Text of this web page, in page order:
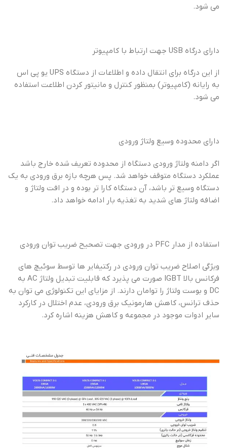
می شود.
دارای درگاه USB جهت ارتباط با کامپیوتر
از این درگاه برای انتقال داده و اطلاعات از دستگاه UPS یو پی اس
به رایانه (کامپیوتر) بمنظور کنترل و مانیتور کردن اطلاعت استفاده
می شود.
دارای محدوده وسیع ولتاژ ورودی
اگر دامنه ولتاژ ورودی دستگاه از محدوده تعریف شده خارج باشد
عملکرد دستگاه متوقف خواهد شد. پس هرچه بازه برق ورودی به یک
دستگاه وسیع تر باشد، آن دستگاه کارا تر بوده و در افت ولتاژ و
اضافه ولتاژ های شدید به تغذیه بار ادامه خواهد داد.
استفاده از مدار PFC در ورودی جهت تصحیح ضریب توان ورودی
ویژگی اصلاح ضریب توان ورودی در رکتیفایر ها توسط سوئیچ های
فرکانس بالا IGBT صورت می پذیرد که قابلیت تبدیل ولتاژ AC به
DC و بوست ولتاژ را توامان دارند. از مزایای این تکنولوژی می توان به
حذف ترانس، کاهش هارمونیک برق ورودی، عدم اختلال در کارکرد
سایر ادوات موجود در مجموعه و کاهش هزینه اشاره کرد.